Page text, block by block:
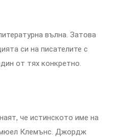
вълна. Затова
си на писателите с
от тях конкретно.
че истинското име на
Клемънс. Джордж